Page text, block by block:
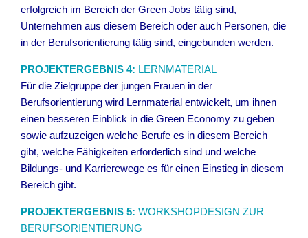
erfolgreich im Bereich der Green Jobs tätig sind,
Unternehmen aus diesem Bereich oder auch Personen, die
in der Berufsorientierung tätig sind, eingebunden werden.
PROJEKTERGEBNIS 4: LERNMATERIAL
Für die Zielgruppe der jungen Frauen in der
Berufsorientierung wird Lernmaterial entwickelt, um ihnen
einen besseren Einblick in die Green Economy zu geben
sowie aufzuzeigen welche Berufe es in diesem Bereich
gibt, welche Fähigkeiten erforderlich sind und welche
Bildungs- und Karrierewege es für einen Einstieg in diesem
Bereich gibt.
PROJEKTERGEBNIS 5: WORKSHOPDESIGN ZUR
BERUFSORIENTIERUNG